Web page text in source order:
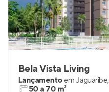
Bela Vista Living
Lançamento em Jaguaribe,
50 a 70 m²